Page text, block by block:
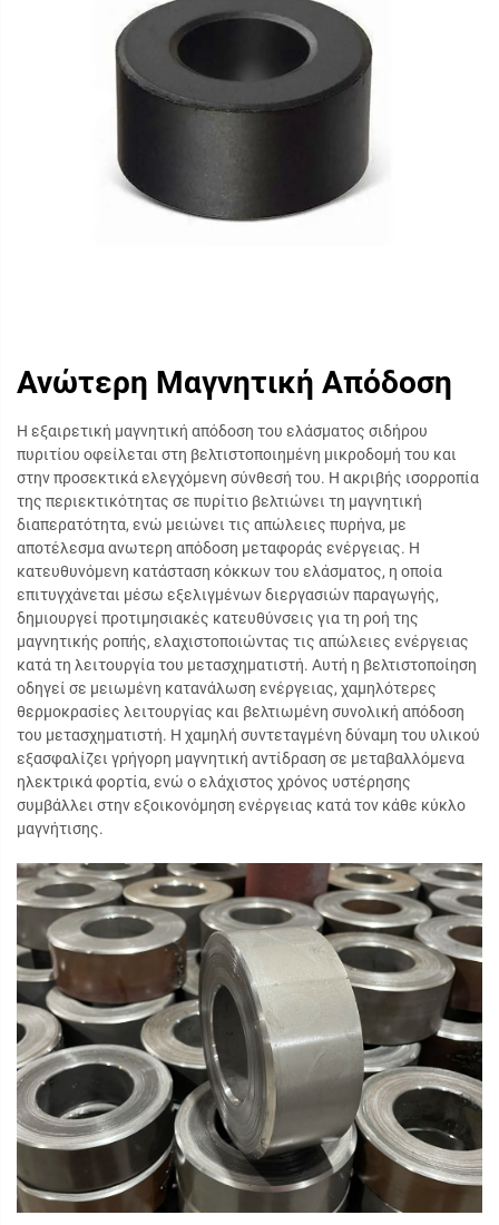
Ανώτερη Μαγνητική Απόδοση
Η εξαιρετική μαγνητική απόδοση του ελάσματος σιδήρου
πυριτίου οφείλεται στη βελτιστοποιημένη μικροδομή του και
στην προσεκτικά ελεγχόμενη σύνθεσή του. Η ακριβής ισορροπία
της περιεκτικότητας σε πυρίτιο βελτιώνει τη μαγνητική
διαπερατότητα, ενώ μειώνει τις απώλειες πυρήνα, με
αποτέλεσμα ανωτερη απόδοση μεταφοράς ενέργειας. Η
κατευθυνόμενη κατάσταση κόκκων του ελάσματος, η οποία
επιτυγχάνεται μέσω εξελιγμένων διεργασιών παραγωγής,
δημιουργεί προτιμησιακές κατευθύνσεις για τη ροή της
μαγνητικής ροπής, ελαχιστοποιώντας τις απώλειες ενέργειας
κατά τη λειτουργία του μετασχηματιστή. Αυτή η βελτιστοποίηση
οδηγεί σε μειωμένη κατανάλωση ενέργειας, χαμηλότερες
θερμοκρασίες λειτουργίας και βελτιωμένη συνολική απόδοση
του μετασχηματιστή. Η χαμηλή συντεταγμένη δύναμη του υλικού
εξασφαλίζει γρήγορη μαγνητική αντίδραση σε μεταβαλλόμενα
ηλεκτρικά φορτία, ενώ ο ελάχιστος χρόνος υστέρησης
συμβάλλει στην εξοικονόμηση ενέργειας κατά τον κάθε κύκλο
μαγνήτισης.